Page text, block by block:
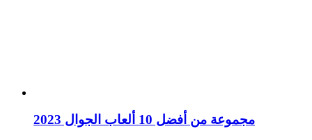
مجموعة من أفضل 10 ألعاب الجوال 2023